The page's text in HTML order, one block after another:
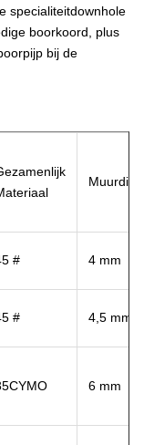
specialiteitdownhole
boorkoord, plus
bij de
# 4 mm
# 4,5 mm
6 mm